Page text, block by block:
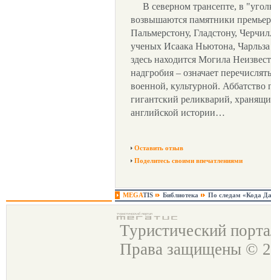
В северном трансепте, в
возвышаются памятники
Пальмерстону, Гладстону,
ученых Исаака Ньютона,
здесь находится Могила
надгробия – означает
военной, культурной. Аббатство
гигантский реликварий,
английской истории…
Оставить отзыв
Поделитесь своими впечатлениями
MEGATIS Библиотека По следам «Кода
Туристический
Права защищены ©